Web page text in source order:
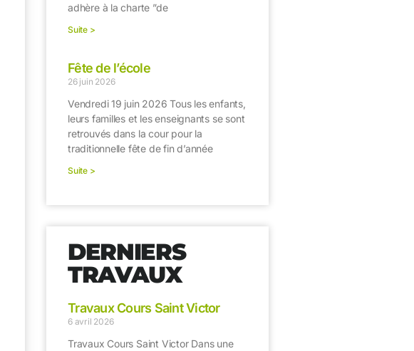
adhère à la charte ”de
Suite >
Fête de l’école
26 juin 2026
Vendredi 19 juin 2026 Tous les enfants,
leurs familles et les enseignants se sont
retrouvés dans la cour pour la
traditionnelle fête de fin d’année
Suite >
DERNIERS
TRAVAUX
Travaux Cours Saint Victor
6 avril 2026
Travaux Cours Saint Victor Dans une